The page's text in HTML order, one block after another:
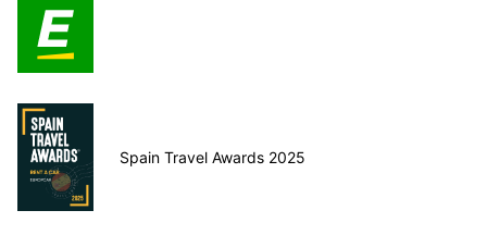
Spain Travel Awards 2025